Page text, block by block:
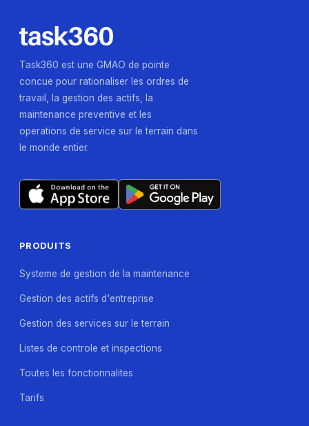
Task360 est une GMAO de pointe
concue pour rationaliser les ordres de
travail, la gestion des actifs, la
maintenance preventive et les
operations de service sur le terrain dans
le monde entier.
PRODUITS
Systeme de gestion de la maintenance
Gestion des actifs d'entreprise
Gestion des services sur le terrain
Listes de controle et inspections
Toutes les fonctionnalites
Tarifs